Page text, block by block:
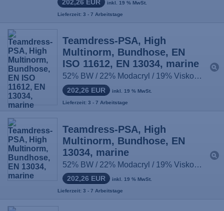
202,26 EUR inkl. 19 % MwSt.
Lieferzeit: 3 - 7 Arbeitstage
Teamdress-PSA, High
Multinorm, Bundhose, EN
ISO 11612, EN 13034, marine
52% BW / 22% Modacryl / 19% Viskose / 6% Para-Aramid / 1% antist. Fasern, ca. 450g/m², Größe: 44-66, 90-114, 22-33
202,26 EUR inkl. 19 % MwSt.
Lieferzeit: 3 - 7 Arbeitstage
Teamdress-PSA, High
Multinorm, Bundhose, EN
13034, marine
52% BW / 22% Modacryl / 19% Viskose / 6% Para-Aramid / 1% antist. Fasern, ca. 450g/m², Größe: 44-66, 90-114, 22-33
202,26 EUR inkl. 19 % MwSt.
Lieferzeit: 3 - 7 Arbeitstage